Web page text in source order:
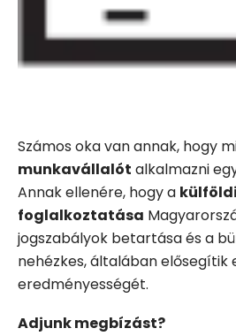
Számos oka van annak, hogy
munkavállalót alkalmazni
Annak ellenére, hogy a
foglalkoztatása
jogszabályok betartása és a
nehézkes, általában elősegítik
eredményességét.
Adjunk megbízást?